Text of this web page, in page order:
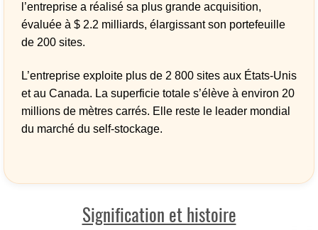
l’entreprise a réalisé sa plus grande acquisition,
évaluée à $ 2.2 milliards, élargissant son portefeuille
de 200 sites.
L’entreprise exploite plus de 2 800 sites aux États-Unis
et au Canada. La superficie totale s’élève à environ 20
millions de mètres carrés. Elle reste le leader mondial
du marché du self-stockage.
Signification et histoire